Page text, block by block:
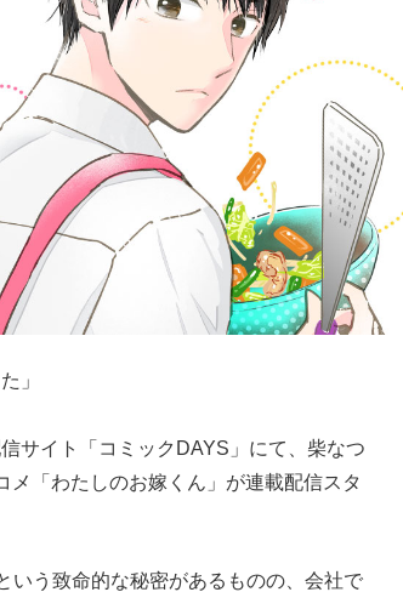
」
サイト「コミックDAYS」にて、柴なつ
「わたしのお嫁くん」が連載配信スタ
いう致命的な秘密があるものの、会社で